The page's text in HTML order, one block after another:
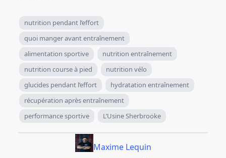
nutrition pendant l’effort
quoi manger avant entraînement
alimentation sportive
nutrition entraînement
nutrition course à pied
nutrition vélo
glucides pendant l’effort
hydratation entraînement
récupération après entraînement
performance sportive
L’Usine Sherbrooke
Maxime Lequin